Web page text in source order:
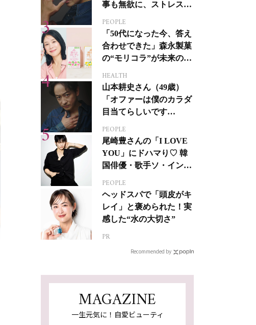
事も無欲に、ストレスを
PEOPLE
「50代になった今、答え
合わせできた」森永製菓
の“モリコラ”が未来のキ
HEALTH
山本耕史さん（49歳）
「オファーは僕のカラダ
目当てらしいです
ジカルへの挑戦
PEOPLE
尾崎豊さんの「I LOVE
YOU」にドハマり♡ 韓
国俳優・歌手ソ・イング
人生って？
PEOPLE
ヘッドスパで「頭皮がキ
レイ」と褒められた！実
感した“水の大切さ”
PR
Recommended by
MAGAZINE
一生元気に！自愛ビューティ